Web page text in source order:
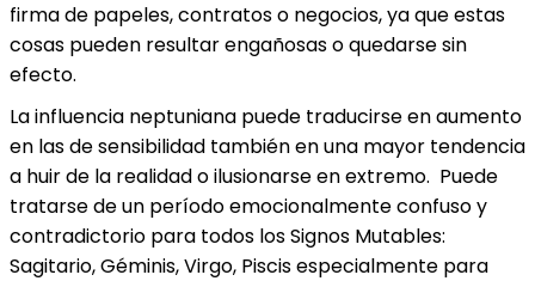
firma de papeles, contratos o negocios, ya que estas
cosas pueden resultar engañosas o quedarse sin
efecto.
La influencia neptuniana puede traducirse en aumento
en las de sensibilidad también en una mayor tendencia
a huir de la realidad o ilusionarse en extremo. Puede
tratarse de un período emocionalmente confuso y
contradictorio para todos los Signos Mutables:
Sagitario, Géminis, Virgo, Piscis especialmente para